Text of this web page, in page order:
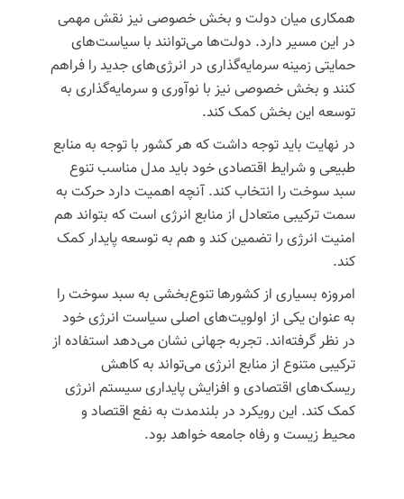
همکاری میان دولت و بخش خصوصی نیز نقش مهمی
در این مسیر دارد. دولت‌ها می‌توانند با سیاست‌های
حمایتی زمینه سرمایه‌گذاری در انرژی‌های جدید را فراهم
کنند و بخش خصوصی نیز با نوآوری و سرمایه‌گذاری به
توسعه این بخش کمک کند.
در نهایت باید توجه داشت که هر کشور با توجه به منابع
طبیعی و شرایط اقتصادی خود باید مدل مناسب تنوع
سبد سوخت را انتخاب کند. آنچه اهمیت دارد حرکت به
سمت ترکیبی متعادل از منابع انرژی است که بتواند هم
امنیت انرژی را تضمین کند و هم به توسعه پایدار کمک
کند.
امروزه بسیاری از کشورها تنوع‌بخشی به سبد سوخت را
به عنوان یکی از اولویت‌های اصلی سیاست انرژی خود
در نظر گرفته‌اند. تجربه جهانی نشان می‌دهد استفاده از
ترکیبی متنوع از منابع انرژی می‌تواند به کاهش
ریسک‌های اقتصادی و افزایش پایداری سیستم انرژی
کمک کند. این رویکرد در بلندمدت به نفع اقتصاد و
محیط زیست و رفاه جامعه خواهد بود.